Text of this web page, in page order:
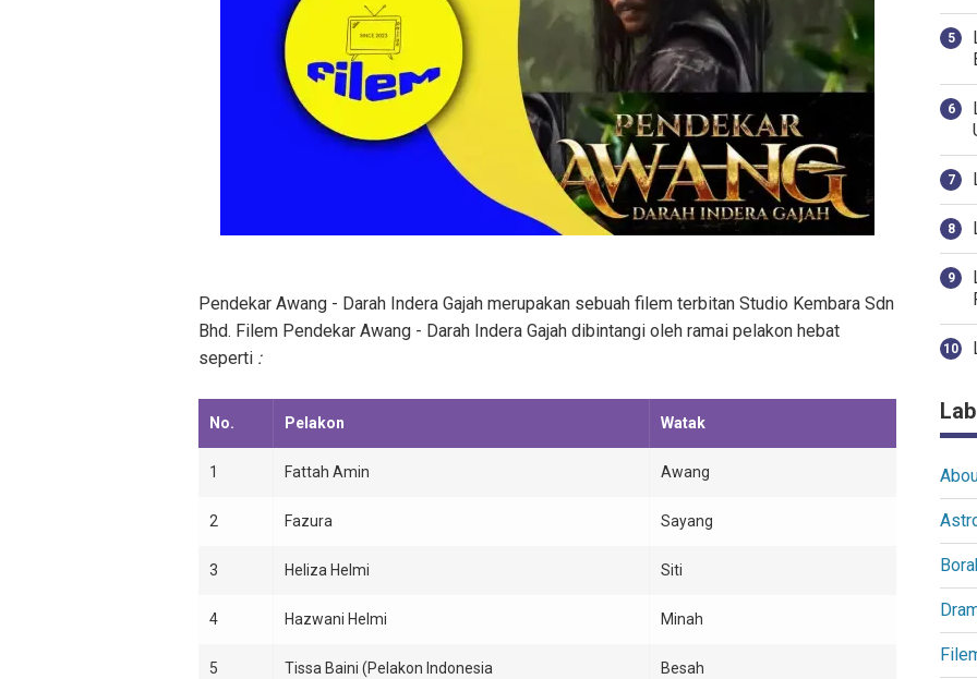
Pendekar Awang - Darah Indera Gajah merupakan sebuah filem terbitan Studio Kembara Sdn
Bhd. Filem Pendekar Awang - Darah Indera Gajah dibintangi oleh ramai pelakon hebat
seperti :
No. Pelakon Watak
1 Fattah Amin Awang
2 Fazura Sayang
3 Heliza Helmi Siti
4 Hazwani Helmi Minah
5 Tissa Baini (Pelakon Indonesia Besah